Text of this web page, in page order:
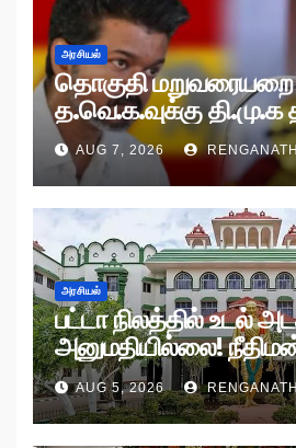
அரசியல்
தொகுதி
த.வெ.க.வுக்கு தி.மு.க
AUG 7, 2026
அரசியல்
பட்டா நிலத்தில் உடல்
அனுமதியில்லை!
உத்தரவு!
AUG 5, 2026